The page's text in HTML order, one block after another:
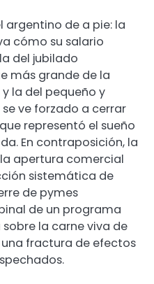
argentino de a pie: la
cómo su salario
del jubilado
más grande de la
la del pequeño y
ve forzado a cerrar
representó el sueño
En contraposición, la
apertura comercial
sistemática de
de pymes
de un programa
la carne viva de
fractura de efectos